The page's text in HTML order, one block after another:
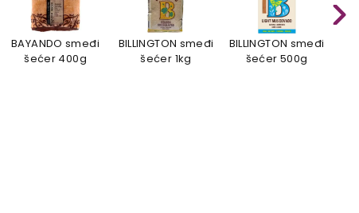
BAYANDO smeđi
šećer 400g
BILLINGTON smeđi
šećer 1kg
BILLINGTON smeđi
šećer 500g